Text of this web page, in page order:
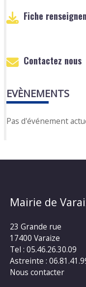
Fiche
Contactez nous
EVÈNEMENTS
Pas d'événement
Mairie de
23 Grande rue
17400 Varaize
Tel : 05.46.26.30.09
Astreinte :
Nous contacter